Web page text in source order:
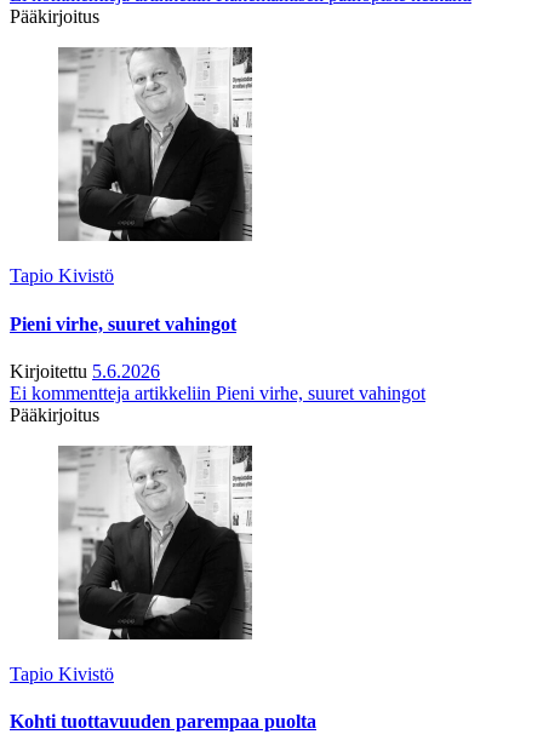
Pääkirjoitus
Tapio Kivistö
Pieni virhe, suuret vahingot
Kirjoitettu 5.6.2026
Ei kommentteja artikkeliin Pieni virhe, suuret vahingot
Pääkirjoitus
Tapio Kivistö
Kohti tuottavuuden parempaa puolta